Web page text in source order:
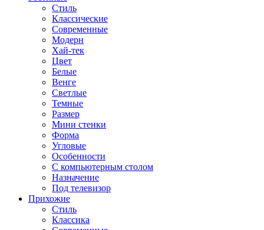
Стиль
Классические
Современные
Модерн
Хай-тек
Цвет
Белые
Венге
Светлые
Темные
Размер
Мини стенки
Форма
Угловые
Особенности
С компьютерным столом
Назначение
Под телевизор
Прихожие
Стиль
Классика